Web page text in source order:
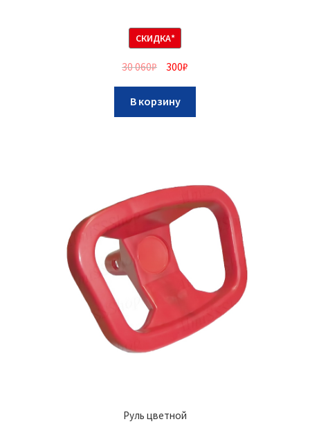
СКИДКА*
30 060₽ 300₽
В корзину
Руль цветной